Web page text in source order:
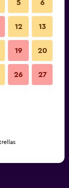
5 6
12 13
19 20
26 27